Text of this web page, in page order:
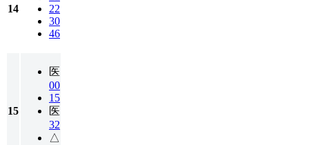
14
22
30
46
15
医
00
15
医
32
△